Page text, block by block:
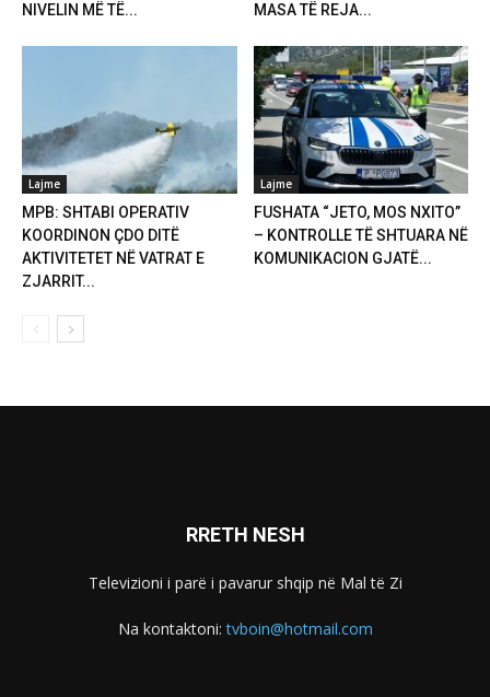
NIVELIN MË TË...
MASA TË REJA...
Lajme
MPB: SHTABI OPERATIV
KOORDINON ÇDO DITË
AKTIVITETET NË VATRAT E
ZJARRIT...
Lajme
FUSHATA “JETO, MOS NXITO”
– KONTROLLE TË SHTUARA NË
KOMUNIKACION GJATË...
RRETH NESH
Televizioni i parë i pavarur shqip në Mal të Zi
Na kontaktoni:tvboin@hotmail.com